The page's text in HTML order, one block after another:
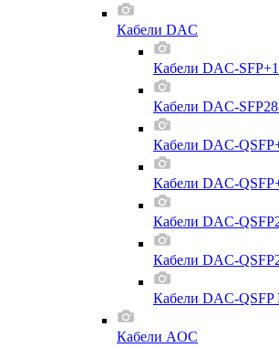
Кабели DAC
Кабели DAC-
Кабели DAC-
Кабели DAC-
Кабели DAC-
Кабели DAC-
Кабели DAC-
Кабели DAC-QSFP
Кабели AOC